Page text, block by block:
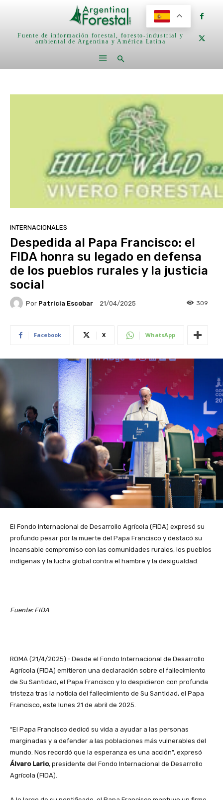
Fuente de información forestal, foresto-industrial y
ambiental de Argentina y América Latina
INTERNACIONALES
Despedida al Papa Francisco: el
FIDA honra su legado en defensa
de los pueblos rurales y la justicia
social
Por Patricia Escobar 21/04/2025 309
Facebook X WhatsApp
El Fondo Internacional de Desarrollo Agrícola (FIDA) expresó su
profundo pesar por la muerte del Papa Francisco y destacó su
incansable compromiso con las comunidades rurales, los pueblos
indígenas y la lucha global contra el hambre y la desigualdad.
Fuente: FIDA
ROMA (21/4/2025).- Desde el Fondo Internacional de Desarrollo
Agrícola (FIDA) emitieron una declaración sobre el fallecimiento
de Su Santidad, el Papa Francisco y lo despidieron con profunda
tristeza tras la noticia del fallecimiento de Su Santidad, el Papa
Francisco, este lunes 21 de abril de 2025.
“El Papa Francisco dedicó su vida a ayudar a las personas
marginadas y a defender a las poblaciones más vulnerables del
mundo. Nos recordó que la esperanza es una acción”, expresó
Álvaro Lario, presidente del Fondo Internacional de Desarrollo
Agrícola (FIDA).